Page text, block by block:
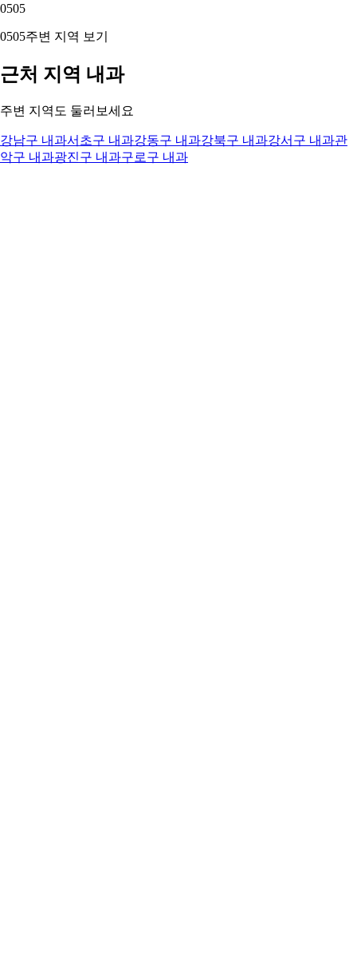
0505
0505주변 지역 보기
근처 지역 내과
주변 지역도 둘러보세요
강남구 내과서초구 내과강동구 내과강북구 내과강서구 내과관
악구 내과광진구 내과구로구 내과